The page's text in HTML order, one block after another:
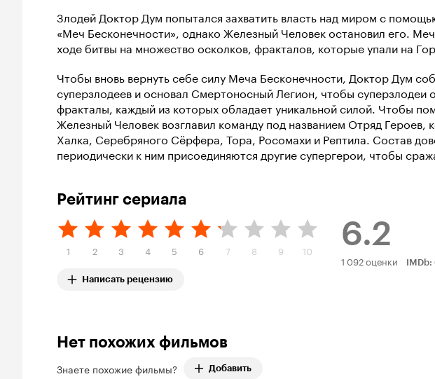
Злодей Доктор Дум попытался захватить власть над миром с
«Меч Бесконечности», однако Железный Человек остановил его.
ходе битвы на множество осколков, фракталов, которые упали на
Чтобы вновь вернуть себе силу Меча Бесконечности, Доктор Дум
суперзлодеев и основал Смертоносный Легион, чтобы суперзлодеи
фракталы, каждый из которых обладает уникальной силой. Чтобы
Железный Человек возглавил команду под названием Отряд Героев,
Халка, Серебряного Сёрфера, Тора, Росомахи и Рептила. Состав
периодически к ним присоединяются другие супергерои, чтобы
Рейтинг сериала
1 2 3 4 5 6 7 8 9 10
Написать рецензию
6.2
1 092 оценки IMDb:
Нет похожих фильмов
Знаете похожие фильмы? Добавить